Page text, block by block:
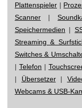
Plattenspieler |
Scanner |
Speichermedien |
Streaming &
Switches &
| Telefon |
| Übersetzer|
Webcams & USB-